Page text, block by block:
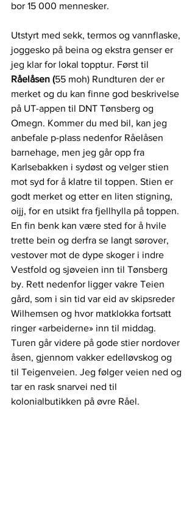
bor 15 000 mennesker.
Utstyrt med sekk, termos og vannflaske,
joggesko på beina og ekstra genser er
jeg klar for lokal topptur. Først til
Råelåsen (55 moh) Rundturen der er
merket og du kan finne god beskrivelse
på UT-appen til DNT Tønsberg og
Omegn. Kommer du med bil, kan jeg
anbefale p-plass nedenfor Råelåsen
barnehage, men jeg går opp fra
Karlsebakken i sydøst og velger stien
mot syd for å klatre til toppen. Stien er
godt merket og etter en liten stigning,
oijj, for en utsikt fra fjellhylla på toppen.
En fin benk kan være sted for å hvile
trette bein og derfra se langt sørover,
vestover mot de dype skoger i indre
Vestfold og sjøveien inn til Tønsberg
by. Rett nedenfor ligger vakre Teien
gård, som i sin tid var eid av skipsreder
Wilhemsen og hvor matklokka fortsatt
ringer «arbeiderne» inn til middag.
Turen går videre på gode stier nordover
åsen, gjennom vakker edelløvskog og
til Teigenveien. Jeg følger veien ned og
tar en rask snarvei ned til
kolonialbutikken på øvre Råel.